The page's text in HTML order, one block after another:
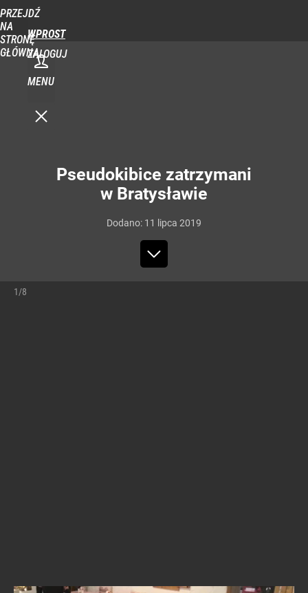
PRZEJDŹ
NA
STRONĘ
GŁÓWNĄ
WPROST
ZALOGUJ
MENU
Pseudokibice zatrzymani
w Bratysławie
Dodano: 11 lipca 2019